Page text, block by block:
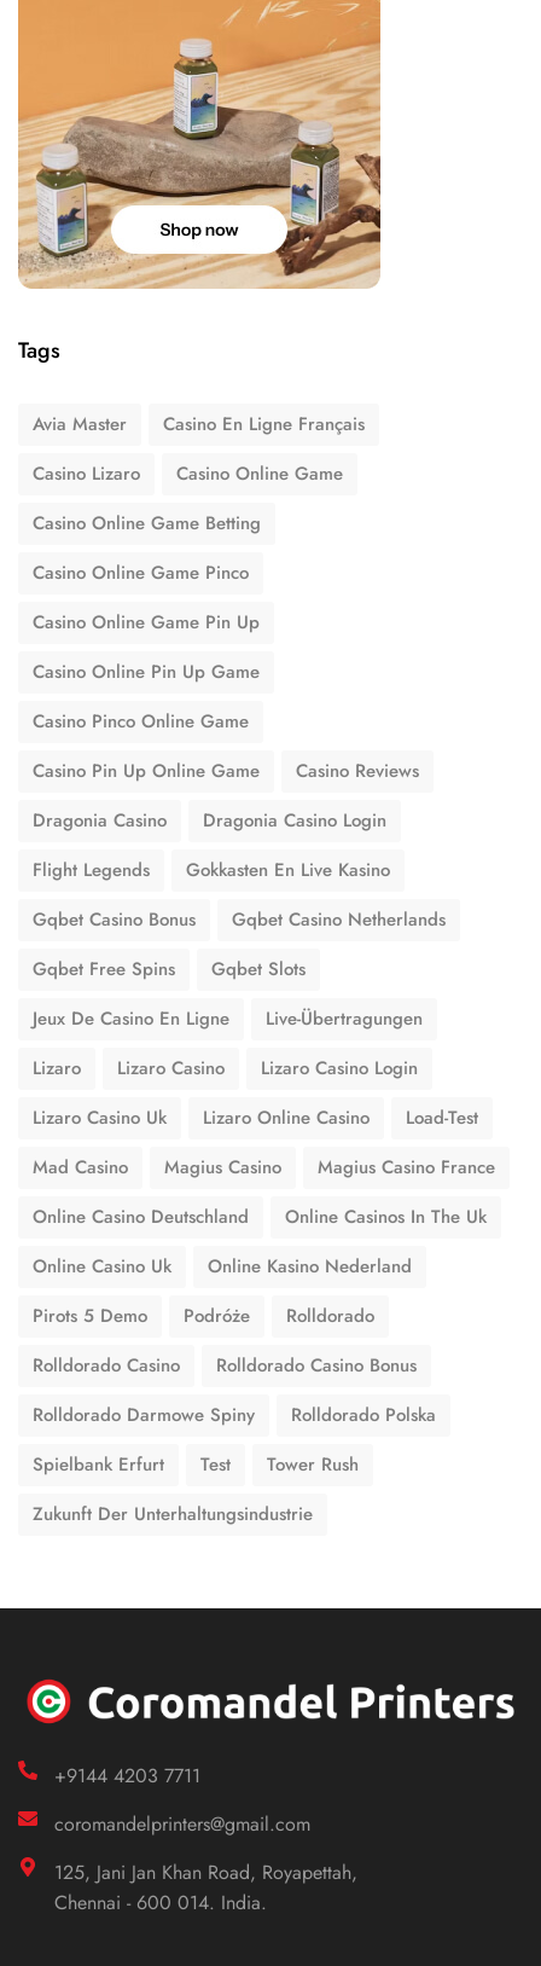
Tags
Avia Master
Casino En Ligne Français
Casino Lizaro
Casino Online Game
Casino Online Game Betting
Casino Online Game Pinco
Casino Online Game Pin Up
Casino Online Pin Up Game
Casino Pinco Online Game
Casino Pin Up Online Game
Casino Reviews
Dragonia Casino
Dragonia Casino Login
Flight Legends
Gokkasten En Live Kasino
Gqbet Casino Bonus
Gqbet Casino Netherlands
Gqbet Free Spins
Gqbet Slots
Jeux De Casino En Ligne
Live-Übertragungen
Lizaro
Lizaro Casino
Lizaro Casino Login
Lizaro Casino Uk
Lizaro Online Casino
Load-Test
Mad Casino
Magius Casino
Magius Casino France
Online Casino Deutschland
Online Casinos In The Uk
Online Casino Uk
Online Kasino Nederland
Pirots 5 Demo
Podróże
Rolldorado
Rolldorado Casino
Rolldorado Casino Bonus
Rolldorado Darmowe Spiny
Rolldorado Polska
Spielbank Erfurt
Test
Tower Rush
Zukunft Der Unterhaltungsindustrie
+9144 4203 7711
coromandelprinters@gmail.com
125, Jani Jan Khan Road, Royapettah,
Chennai - 600 014. India.